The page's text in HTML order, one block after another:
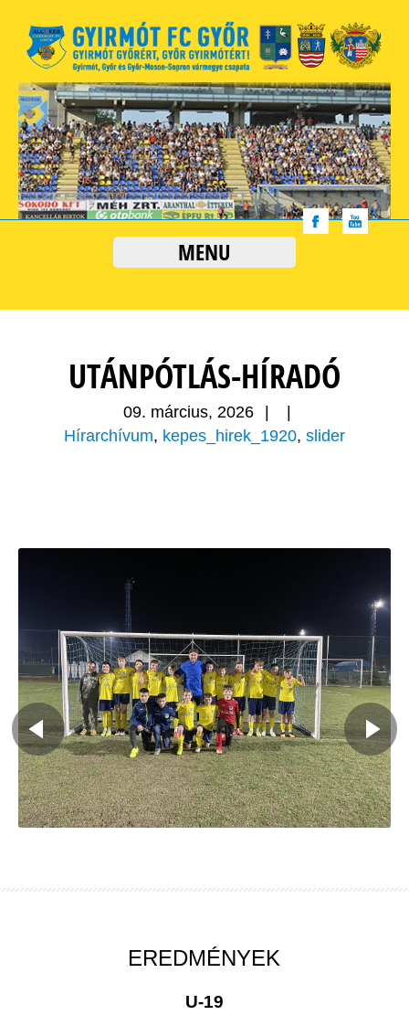
MENU
UTÁNPÓTLÁS-HÍRADÓ
09. március, 2026
Hírarchívum, kepes_hirek_1920, slider
EREDMÉNYEK
U-19